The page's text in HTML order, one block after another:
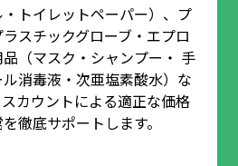
トイレットペーパー）、プ
スチックグローブ・エプロ
（マスク・シャンプー・ 手
消毒液・次亜塩素酸水）な
カウントによる適正な価格
徹底サポートします。